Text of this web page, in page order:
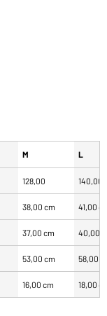
M L
128,00 140,00
38,00 cm 41,00
37,00 cm 40,00
53,00 cm 58,00
16,00 cm 18,00